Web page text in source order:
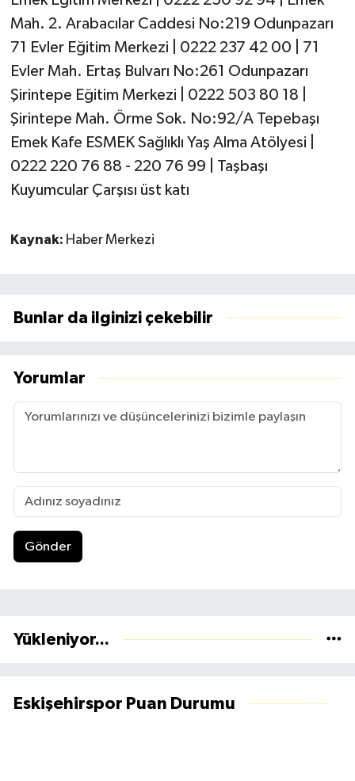
Mah. 2. Arabacılar Caddesi No:219 Odunpazarı
71 Evler Eğitim Merkezi | 0222 237 42 00 | 71
Evler Mah. Ertaş Bulvarı No:261 Odunpazarı
Şirintepe Eğitim Merkezi | 0222 503 80 18 |
Şirintepe Mah. Örme Sok. No:92/A Tepebaşı
Emek Kafe ESMEK Sağlıklı Yaş Alma Atölyesi |
0222 220 76 88 - 220 76 99 | Taşbaşı
Kuyumcular Çarşısı üst katı
Kaynak: Haber Merkezi
Bunlar da ilginizi çekebilir
Yorumlar
Gönder
Yükleniyor...
Eskişehirspor Puan Durumu